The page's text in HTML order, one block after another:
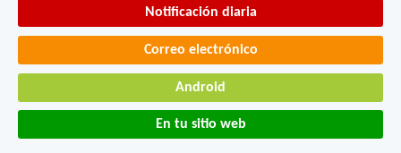
Notificación diaria
Correo electrónico
Android
En tu sitio web